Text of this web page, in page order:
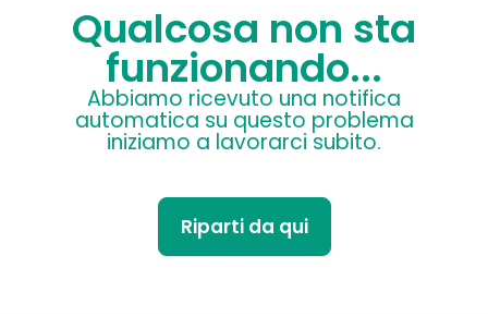
Qualcosa non sta
funzionando...
Abbiamo ricevuto una notifica
automatica su questo problema
iniziamo a lavorarci subito.
Riparti da qui